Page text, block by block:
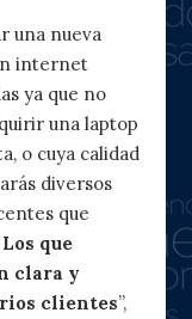
una nueva
internet
ya que no
una laptop
o cuya calidad
diversos
que
Los que
clara y
clientes”,